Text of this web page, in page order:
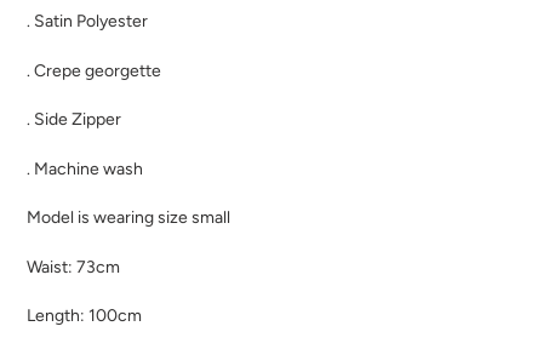
panier
. Satin Polyester
. Crepe georgette
. Side Zipper
. Machine wash
Model is wearing size small
Waist: 73cm
Length: 100cm